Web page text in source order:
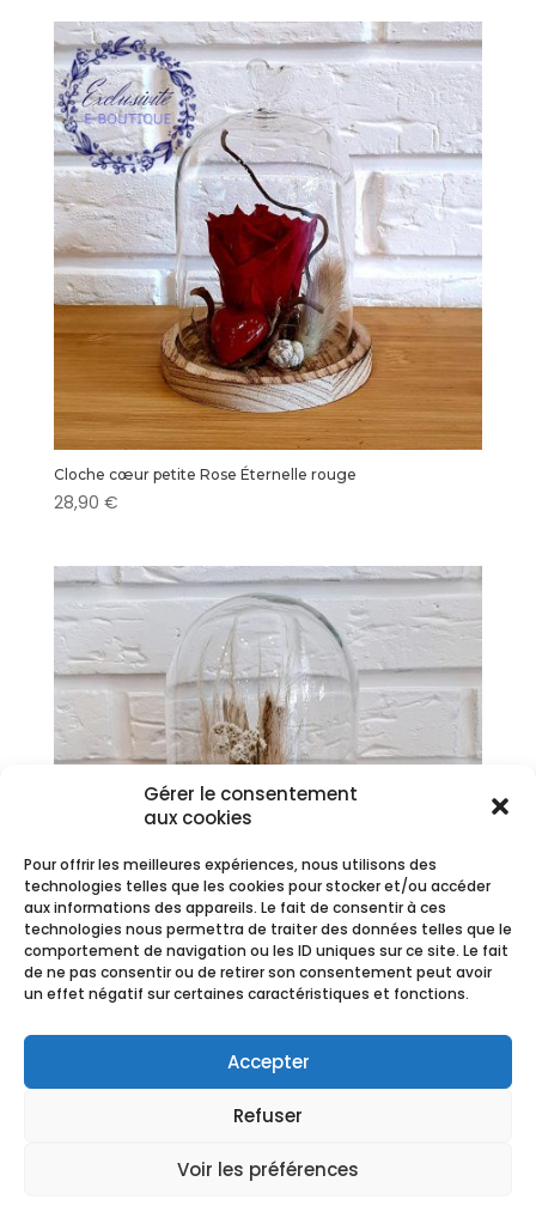
Gérer le consentement
aux cookies
Pour offrir les meilleures expériences, nous utilisons des
technologies telles que les cookies pour stocker et/ou accéder
aux informations des appareils. Le fait de consentir à ces
technologies nous permettra de traiter des données telles que le
comportement de navigation ou les ID uniques sur ce site. Le fait
de ne pas consentir ou de retirer son consentement peut avoir
un effet négatif sur certaines caractéristiques et fonctions.
Accepter
Refuser
Voir les préférences
Cloche cœur petite Rose Éternelle rouge
28,90 €